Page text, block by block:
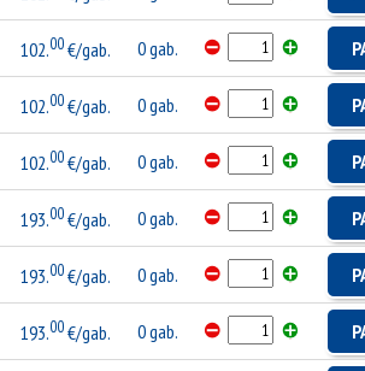
102.00€/gab. 0 gab.
102.00€/gab. 0 gab.
102.00€/gab. 0 gab.
193.00€/gab. 0 gab.
193.00€/gab. 0 gab.
193.00€/gab. 0 gab.